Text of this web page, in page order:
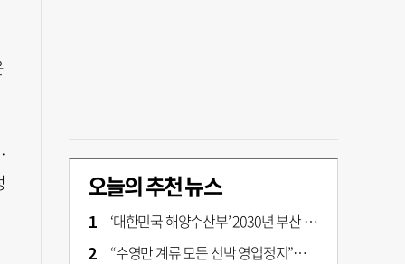
오늘의 추천 뉴스
‘대한민국 해양수산부’ 2030년 부산 북항시대 연다
“수영만 계류 모든 선박 영업정지”… 재개발 속도전